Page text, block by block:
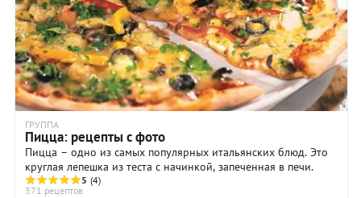
ГРУППА
Пицца: рецепты с фото
Пицца – одно из самых популярных итальянских блюд. Это
круглая лепешка из теста с начинкой, запеченная в печи.
5 (4)
371 рецептов